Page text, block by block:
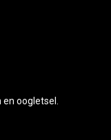
oogletsel.